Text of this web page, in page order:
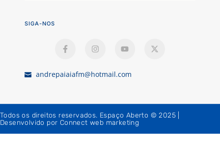
SIGA-NOS
andrepaiaiafm@hotmail.com
Todos os direitos reservados. Espaço Aberto © 2025 |
Desenvolvido por Connect web marketing